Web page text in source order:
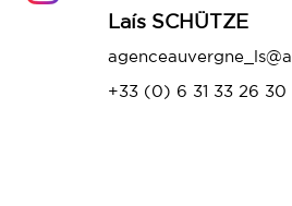
​Laís SCHÜTZE
+33 (0) 6 31 33 26 30